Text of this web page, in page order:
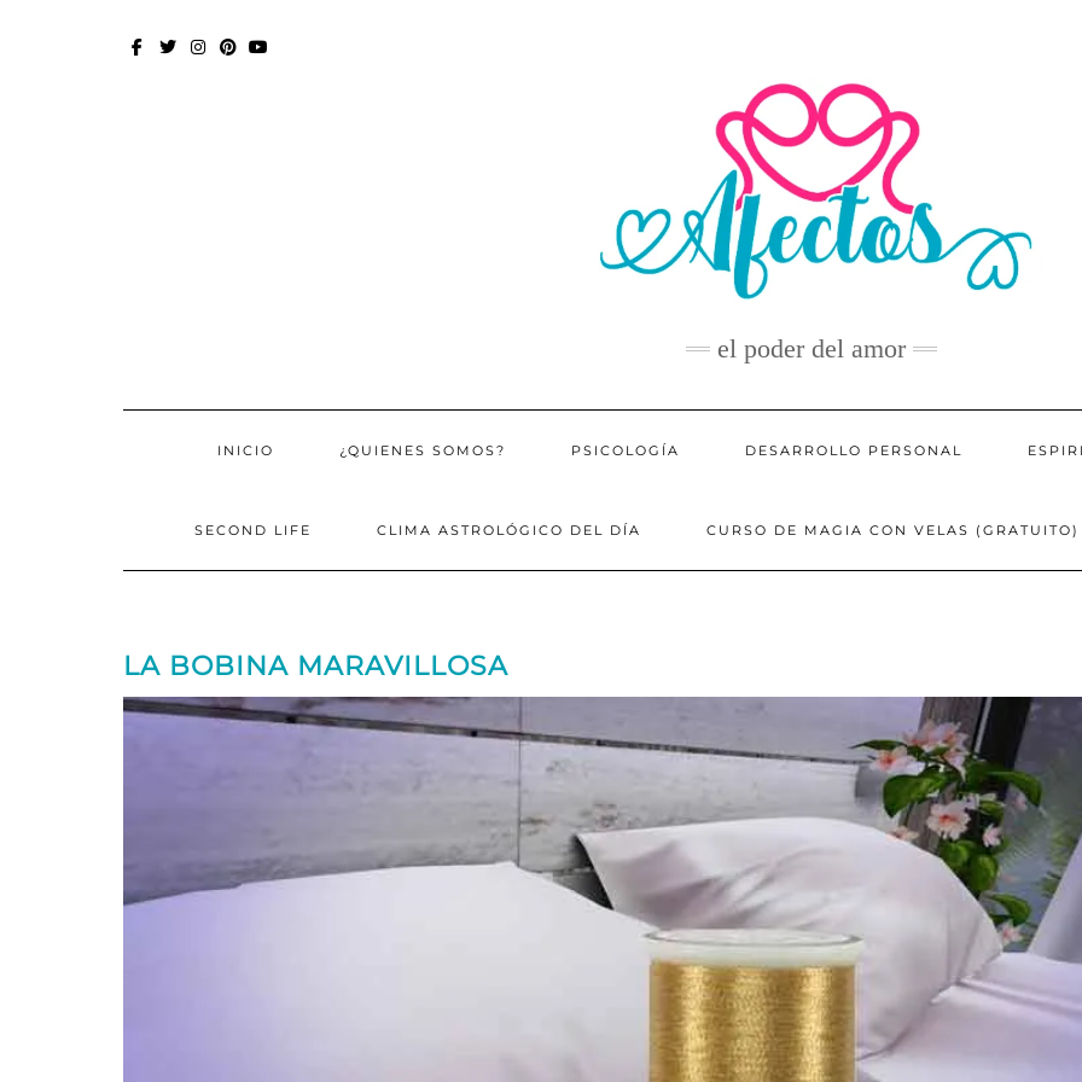
el poder del amor
INICIO ¿QUIENES SOMOS? PSICOLOGÍA DESARROLLO PERSONAL
SECOND LIFE CLIMA ASTROLÓGICO DEL DÍA CURSO DE MAGIA CON VELAS (GRATUITO)
LA BOBINA MARAVILLOSA